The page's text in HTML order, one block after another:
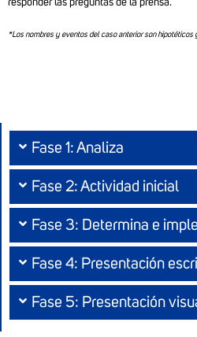
*Los nombres y eventos del caso anterior son hipotéticos
Fase 1: Analiza
Fase 2: Actividad inicial
Fase 3: Determina e
Fase 4: Presentación
Fase 5: Presentación